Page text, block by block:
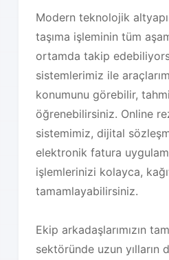
Modern teknolojik
taşıma işleminin tüm
ortamda takip
sistemlerimiz ile
konumunu görebilir,
öğrenebilirsiniz. Online
sistemimiz, dijital
elektronik fatura
işlemlerinizi kolayca,
tamamlayabilirsiniz.
Ekip arkadaşlarımızın
sektöründe uzun yılların